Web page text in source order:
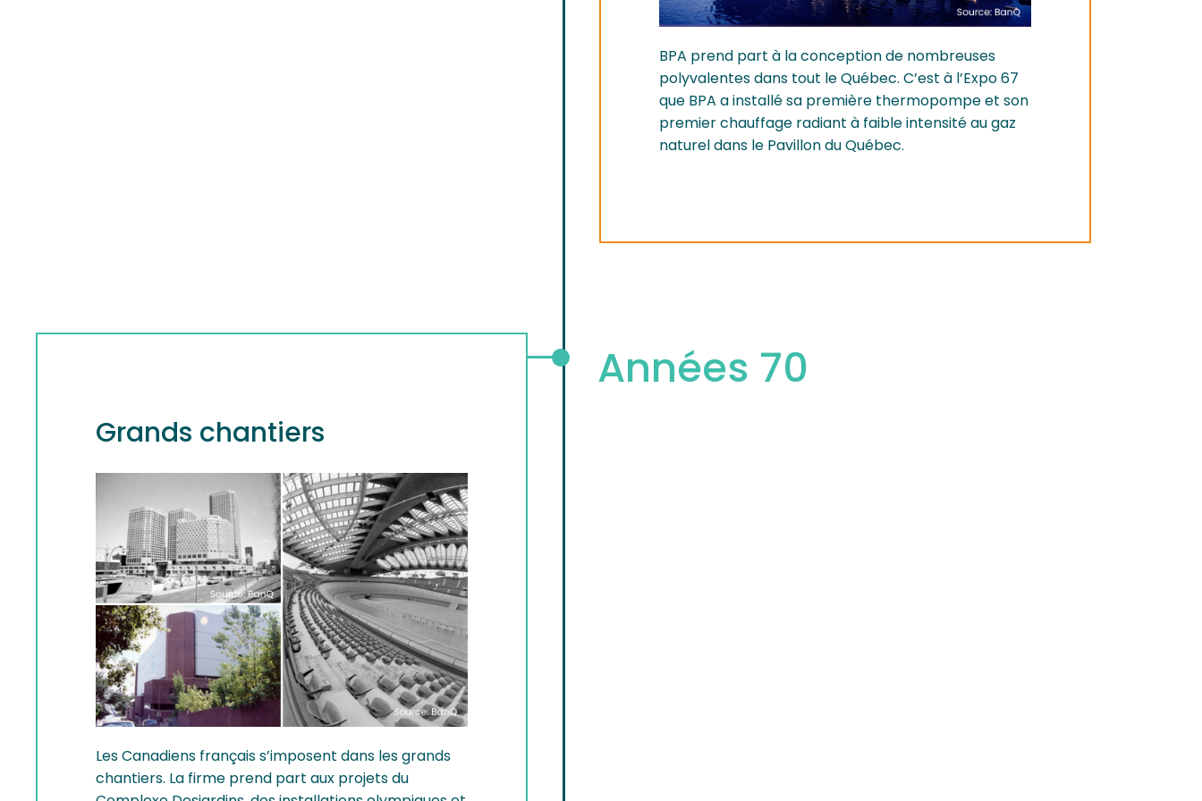
BPA prend part à la conception de nombreuses
polyvalentes dans tout le Québec. C’est à l’Expo 67
que BPA a installé sa première thermopompe et son
premier chauffage radiant à faible intensité au gaz
naturel dans le Pavillon du Québec.
Années 70
Grands chantiers
Les Canadiens français s’imposent dans les grands
chantiers. La firme prend part aux projets du